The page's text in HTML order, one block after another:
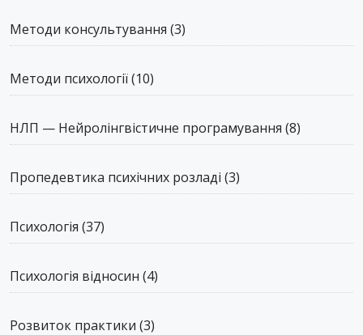
Методи консультування (3)
Методи психології(10)
НЛП — Нейролінгвістичне програмування (8)
Пропедевтика психічних розладі (3)
Психологія (37)
Психологія відносин (4)
Розвиток практики (3)